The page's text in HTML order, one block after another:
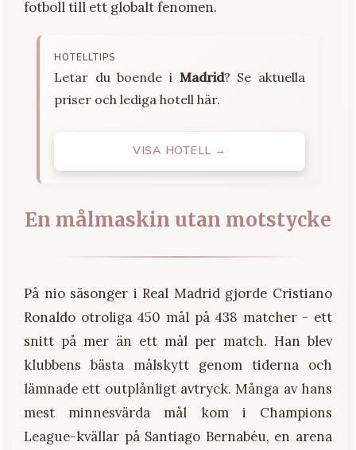
fotboll till ett globalt fenomen.
HOTELLTIPS
Letar du boende i Madrid? Se aktuella
priser och lediga hotell här.
VISA HOTELL →
En målmaskin utan motstycke
På nio säsonger i Real Madrid gjorde Cristiano
Ronaldo otroliga 450 mål på 438 matcher - ett
snitt på mer än ett mål per match. Han blev
klubbens bästa målskytt genom tiderna och
lämnade ett outplånligt avtryck. Många av hans
mest minnesvärda mål kom i Champions
League-kvällar på Santiago Bernabéu, en arena